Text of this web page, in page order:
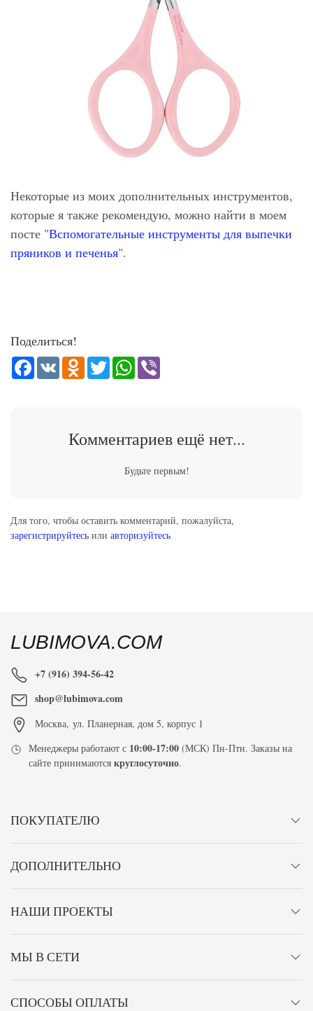
Некоторые из моих дополнительных инструментов,
которые я также рекомендую, можно найти в моем
посте "Вспомогательные инструменты для выпечки
пряников и печенья".
Поделиться!
Facebook
VK Odnoklassniki
TwitterWhatsApp
Комментариев ещё нет...
Будьте первым!
Для того, чтобы оставить комментарий, пожалуйста,
зарегистрируйтесь или авторизуйтесь
LUBIMOVA.COM
+7 (916) 394-56-42
shop@lubimova.com
Москва, ул. Планерная, дом 5, корпус 1
Менеджеры работают с 10:00-17:00 (МСК) Пн-Птн. Заказы на
сайте принимаютсякруглосуточно.
ПОКУПАТЕЛЮ
ДОПОЛНИТЕЛЬНО
НАШИ ПРОЕКТЫ
МЫ В СЕТИ
СПОСОБЫ ОПЛАТЫ